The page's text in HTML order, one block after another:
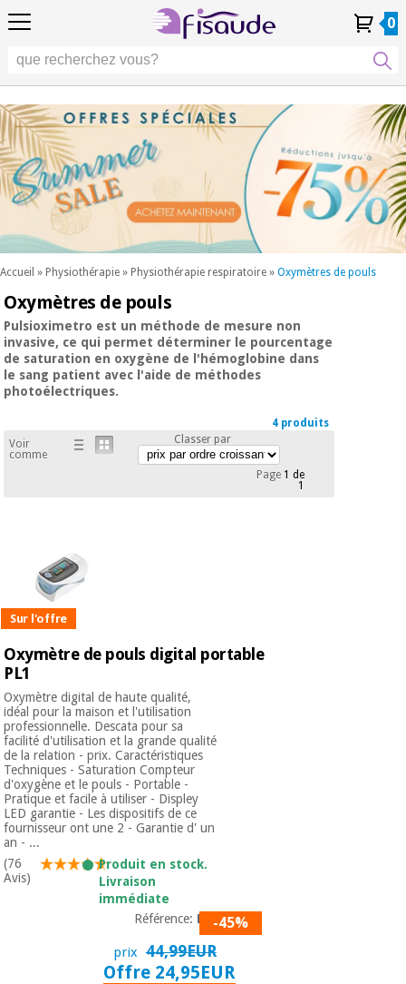
Compte
commandes
4,8 4,8
différentielles
Occasion
Fisaude
SUMMER
SALE
Nos
produits
Kinefis
Nouveautes
Académie
Tech
Fisaude
Physiothérapie
Podologie
Esthétique,
dermocosmétique
et médecine
esthétique
Bien-
qualité
de vie
et
du
corps
Dentisterie
clinique
Armoires
thérapeutiques
Matériel de
protection
essentiel
pour les
coronavirus
Aérobic,
fitness
et
pilates
Sports
FR
DE
PT
0
Accueil » Physiothérapie » Physiothérapie respiratoire » Oxymètres de pouls
Compte
commandes
4,8
différentielles
Occasion
Fisaude
SUMMER
SALE
Nos
produits
Kinefis
Nouveautes
Outlet
Académie
Tech
Fisaude
Physiothérapie
Esthétique,
dermocosmétique
et médecine
esthétique
Bien-
être,
de vie
et
soins
du
corps
Dentisterie
Médecine
traditionnelle
chinoise
Mobilier
clinique
Armoires
thérapeutiques
Matériel de
protection
essentiel
pour les
FR
DE
PT
Oxymètres de pouls
Pulsioximetro est un méthode de mesure non
invasive, ce qui permet déterminer le pourcentage
de saturation en oxygène de l'hémoglobine dans
le sang patient avec l'aide de méthodes
photoélectriques.
4 produits
Voir
comme
Classer par
Page1 de
1
Sur l'offre
Oxymètre de pouls digital portable
PL1
Oxymètre digital de haute qualité,
idéal pour la maison et l'utilisation
professionnelle. Descata pour sa
facilité d'utilisation et la grande qualité
de la relation - prix. Caractéristiques
Techniques - Saturation Compteur
d'oxygène et le pouls - Portable -
Pratique et facile à utiliser - Displey
LED garantie - Les dispositifs de ce
fournisseur ont une 2 - Garantie d' un
an - ...
(76
Avis)
Produit en stock.
Livraison
immédiate
Référence: PL1-45%
prix 44,99EUR
Offre 24,95EUR